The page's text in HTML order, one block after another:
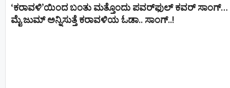
‘ಕರಾವಳಿ’ಯಿಂದ ಬಂತು ಮತ್ತೊಂದು ಪವರ್‌ಫುಲ್ ಕವರ್ ಸಾಂಗ್…
ಮೈ ಜುಮ್ ಅನ್ನಿಸುತ್ತೆ ಕರಾವಳಿಯ ಓಡಾ.. ಸಾಂಗ್‌..!